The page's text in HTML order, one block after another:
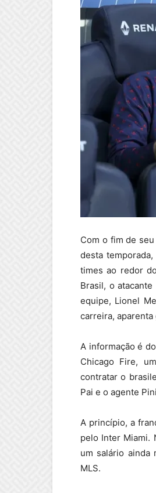
Com o fim de
desta
times ao redor
Brasil, o
equipe, Lionel
carreira,
A informação é do
Chicago Fire,
contratar o
Pai e o agente
A princípio, a
pelo Inter Miami.
um salário ainda
MLS.